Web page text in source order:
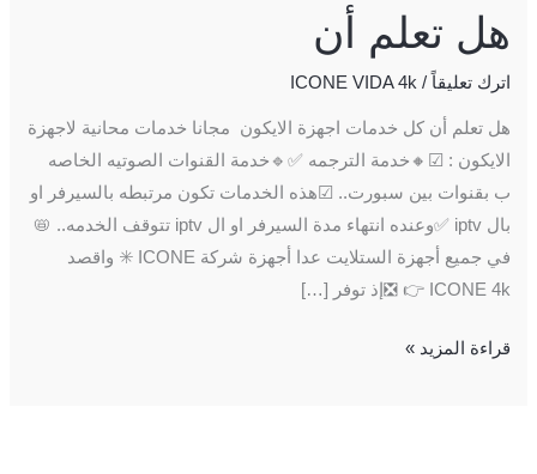
هل تعلم أن
اترك تعليقاً /
ICONE VIDA 4k
هل تعلم أن كل خدمات اجهزة الايكون مجانا خدمات محانية لاجهزة
الايكون : ☑🔸خدمة الترجمه ✅🔹خدمة القنوات الصوتيه الخاصه
ب بقنوات بين سبورت.. ☑هذه الخدمات تكون مرتبطه بالسيرفر او
بال iptv ✅وعنده انتهاء مدة السيرفر او ال iptv تتوقف الخدمه.. 📛
في جميع أجهزة الستلايت عدا أجهزة شركة ICONE ✳️ واقصد
ICONE 4k 👉 ❎إذ توفر […]
قراءة المزيد »